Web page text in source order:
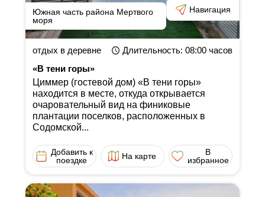
Южная часть района Мертвого
моря
Навигация
отдых в деревне Длительность: 08:00часов
«В тени горы»
Циммер (гостевой дом) «В тени горы»
находится в месте, откуда открывается
очаровательный вид на финиковые
плантации поселков, расположенных в
Содомской...
Добавить к
поездке
На карте
В
избранное